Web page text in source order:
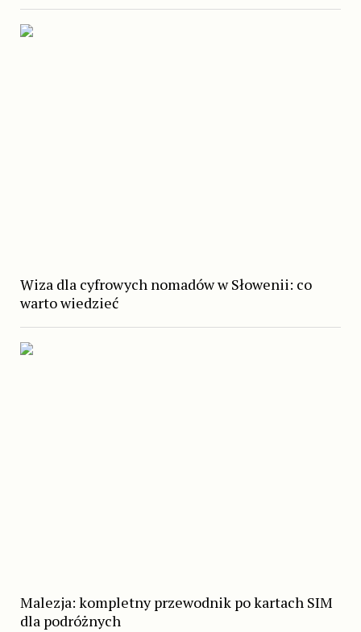
Wiza dla cyfrowych nomadów w Słowenii: co
warto wiedzieć
Malezja: kompletny przewodnik po kartach SIM
dla podróżnych